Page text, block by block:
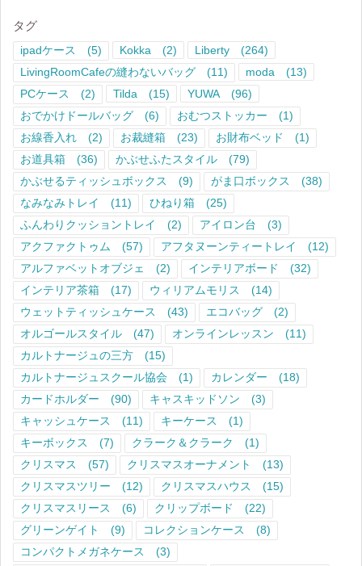
タグ
ipadケース (5) Kokka (2) Liberty
(264)
LivingRoomCafeの縫わないバッグ
(11) moda
(13)
PCケース
(2) Tilda (15) YUWA
(96)
おでかけドールバッグ
(6) おむつストッカー
(1)
お線香入れ
(2) お裁縫箱 (23) お財布ベッド
(1)
お道具箱
(36) かぶせふたスタイル
(79)
かぶせるティッシュボックス
(9) がま口ボックス
(38)
なみなみトレイ
(11) ひねり箱
(25)
ふんわりクッショントレイ
(2) アイロン台
(3)
アクファクトゥム
(57) アフタヌーンティートレイ
(12)
アルファベットオブジェ
(2) インテリアボード
(32)
インテリア茶箱
(17) ウィリアムモリス
(14)
ウェットティッシュケース
(43) エコバッグ
(2)
オルゴールスタイル
(47) オンラインレッスン
(11)
カルトナージュの三方
(15)
カルトナージュスクール協会
(1) カレンダー
(18)
カードホルダー
(90) キャスキッドソン
(3)
キャッシュケース
(11) キーケース
(1)
キーボックス
(7) クラーク＆クラーク
(1)
クリスマス
(57) クリスマスオーナメント
(13)
クリスマスツリー
(12) クリスマスハウス
(15)
クリスマスリース
(6) クリップボード
(22)
グリーンゲイト
(9) コレクションケース
(8)
コンパクトメガネケース
(3)